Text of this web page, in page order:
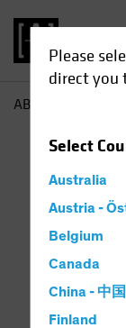
Please
direct you
Select
Australia
Austria -
Belgium
Canada
China - 中国
Finland
AB